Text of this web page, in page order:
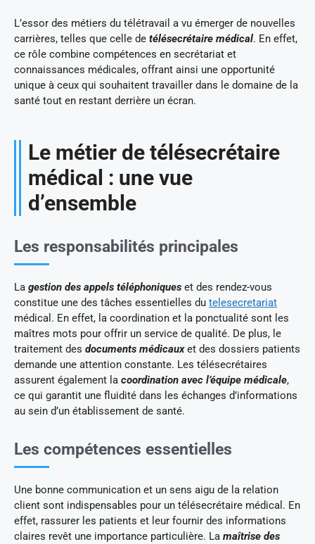
L’essor des métiers du télétravail a vu émerger de nouvelles
carrières, telles que celle de télésecrétaire médical. En effet,
ce rôle combine compétences en secrétariat et
connaissances médicales, offrant ainsi une opportunité
unique à ceux qui souhaitent travailler dans le domaine de la
santé tout en restant derrière un écran.
Le métier de télésecrétaire
médical : une vue
d’ensemble
Les responsabilités principales
La gestion des appels téléphoniques et des rendez-vous
constitue une des tâches essentielles du telesecretariat
médical. En effet, la coordination et la ponctualité sont les
maîtres mots pour offrir un service de qualité. De plus, le
traitement des documents médicauxet des dossiers patients
demande une attention constante. Les télésecrétaires
assurent également la coordination avec l’équipe médicale,
ce qui garantit une fluidité dans les échanges d’informations
au sein d’un établissement de santé.
Les compétences essentielles
Une bonne communication et un sens aigu de la relation
client sont indispensables pour un télésecrétaire médical. En
effet, rassurer les patients et leur fournir des informations
claires revêt une importance particulière. La maîtrise des